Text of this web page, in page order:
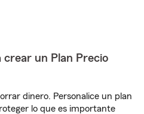
crear un Plan Precio
dinero. Personalice un plan
lo que es importante